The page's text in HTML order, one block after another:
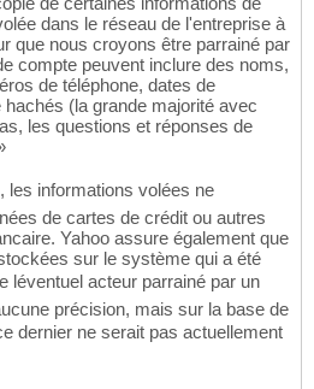
dans le réseau de l'entreprise à
que nous croyons être parrainé par
compte peuvent inclure des noms,
de téléphone, dates de
(la grande majorité avec
les questions et réponses de
les informations volées ne
de cartes de crédit ou autres
Yahoo assure également que
sur le système qui a été
acteur parrainé par un
précision, mais sur la base de
dernier ne serait pas actuellement